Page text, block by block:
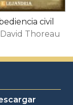
civil
Thoreau